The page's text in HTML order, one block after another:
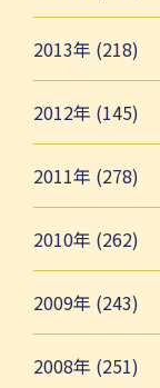
2013年 (218)
2012年 (145)
2011年 (278)
2010年 (262)
2009年 (243)
2008年 (251)